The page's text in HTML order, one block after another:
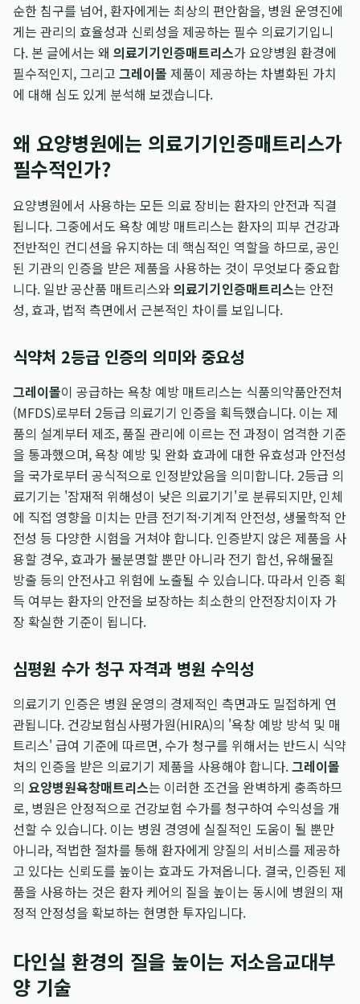
순한 침구를 넘어, 환자에게는 최상의 편안함을, 병원 운영진에
게는 관리의 효율성과 신뢰성을 제공하는 필수 의료기기입니
다. 본 글에서는 왜 의료기기인증매트리스가 요양병원 환경에
필수적인지, 그리고 그레이몰 제품이 제공하는 차별화된 가치
에 대해 심도 있게 분석해 보겠습니다.
왜 요양병원에는 의료기기인증매트리스가
필수적인가?
요양병원에서 사용하는 모든 의료 장비는 환자의 안전과 직결
됩니다. 그중에서도 욕창 예방 매트리스는 환자의 피부 건강과
전반적인 컨디션을 유지하는 데 핵심적인 역할을 하므로, 공인
된 기관의 인증을 받은 제품을 사용하는 것이 무엇보다 중요합
니다. 일반 공산품 매트리스와 의료기기인증매트리스는 안전
성, 효과, 법적 측면에서 근본적인 차이를 보입니다.
식약처 2등급 인증의 의미와 중요성
그레이몰이 공급하는 욕창 예방 매트리스는 식품의약품안전처
(MFDS)로부터 2등급 의료기기 인증을 획득했습니다. 이는 제
품의 설계부터 제조, 품질 관리에 이르는 전 과정이 엄격한 기준
을 통과했으며, 욕창 예방 및 완화 효과에 대한 유효성과 안전성
을 국가로부터 공식적으로 인정받았음을 의미합니다. 2등급 의
료기기는 '잠재적 위해성이 낮은 의료기기'로 분류되지만, 인체
에 직접 영향을 미치는 만큼 전기적·기계적 안전성, 생물학적 안
전성 등 다양한 시험을 거쳐야 합니다. 인증받지 않은 제품을 사
용할 경우, 효과가 불분명할 뿐만 아니라 전기 합선, 유해물질
방출 등의 안전사고 위험에 노출될 수 있습니다. 따라서 인증 획
득 여부는 환자의 안전을 보장하는 최소한의 안전장치이자 가
장 확실한 기준이 됩니다.
심평원 수가 청구 자격과 병원 수익성
의료기기 인증은 병원 운영의 경제적인 측면과도 밀접하게 연
관됩니다. 건강보험심사평가원(HIRA)의 '욕창 예방 방석 및 매
트리스' 급여 기준에 따르면, 수가 청구를 위해서는 반드시 식약
처의 인증을 받은 의료기기 제품을 사용해야 합니다.그레이몰
의 요양병원욕창매트리스는 이러한 조건을 완벽하게 충족하므
로, 병원은 안정적으로 건강보험 수가를 청구하여 수익성을 개
선할 수 있습니다. 이는 병원 경영에 실질적인 도움이 될 뿐만
아니라, 적법한 절차를 통해 환자에게 양질의 서비스를 제공하
고 있다는 신뢰도를 높이는 효과도 가져옵니다. 결국, 인증된 제
품을 사용하는 것은 환자 케어의 질을 높이는 동시에 병원의 재
정적 안정성을 확보하는 현명한 투자입니다.
다인실 환경의 질을 높이는 저소음교대부
양 기술